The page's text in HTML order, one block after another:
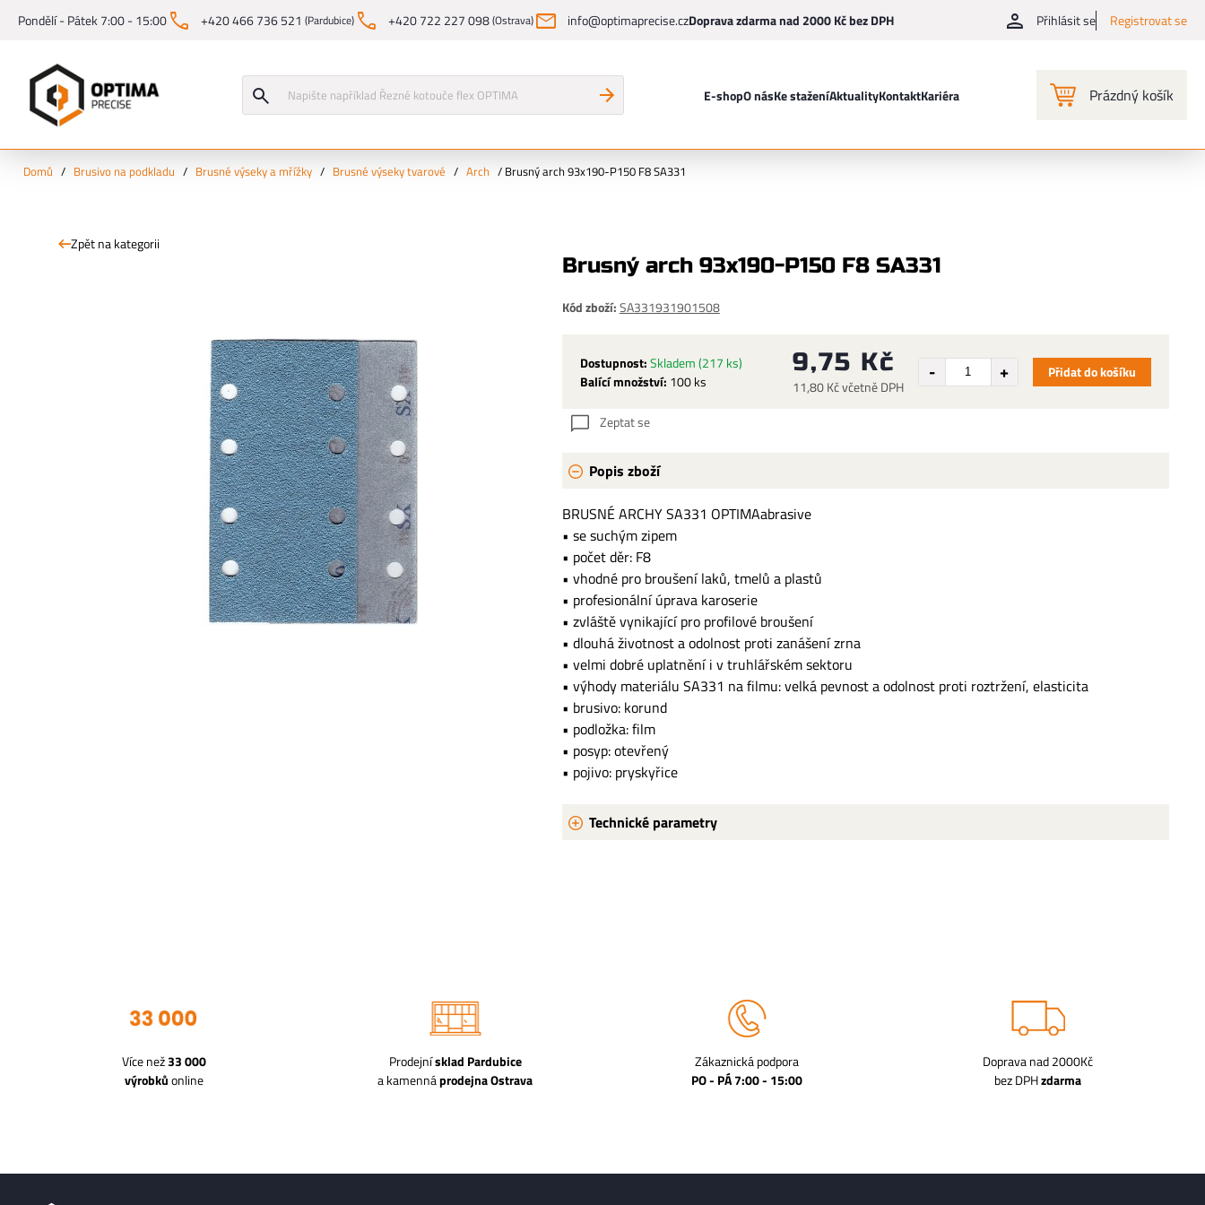
Pondělí - Pátek 7:00 - 15:00 +420 466 736 521 (Pardubice) +420 722 227 098(Ostrava) info@optimaprecise.czDoprava zdarma nad 2000 Kč bez DPH Přihlásit se Registrovat se
E-shopO násKe staženíAktualityKontaktKariéra Prázdný košík
Domů / Brusivo na podkladu / Brusné výseky a mřížky / Brusné výseky tvarové / Arch / Brusný arch 93x190-P150 F8 SA331
Zpět na kategorii
Brusný arch 93x190-P150 F8 SA331
Kód zboží:SA331931901508
Dostupnost:Skladem(217 ks)
Balící množství: 100 ks
9,75 Kč
11,80 Kč včetně DPH
Přidat do košíku
Zeptat se
Popis zboží
BRUSNÉ ARCHY SA331 OPTIMAabrasive
• se suchým zipem
• počet děr: F8
• vhodné pro broušení laků, tmelů a plastů
• profesionální úprava karoserie
• zvláště vynikající pro profilové broušení
• dlouhá životnost a odolnost proti zanášení zrna
• velmi dobré uplatnění i v truhlářském sektoru
• výhody materiálu SA331 na filmu: velká pevnost a odolnost proti roztržení, elasticita
• brusivo: korund
• podložka: film
• posyp: otevřený
• pojivo: pryskyřice
Technické parametry
Více než33 000
výrobkůonline
Prodejnísklad Pardubice
a kamennáprodejna Ostrava
Zákaznická podpora
PO - PÁ 7:00 - 15:00
Doprava nad 2000Kč
bez DPHzdarma